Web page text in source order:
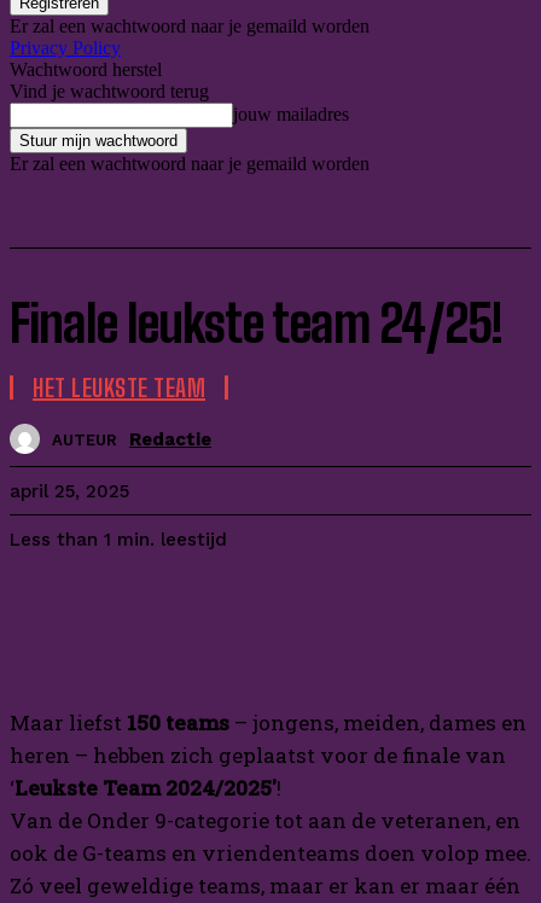
Er zal een wachtwoord naar je gemaild worden
Privacy Policy
Wachtwoord herstel
Vind je wachtwoord terug
jouw mailadres
Er zal een wachtwoord naar je gemaild worden
Finale leukste team 24/25!
HET LEUKSTE TEAM
AUTEUR Redactie
april 25, 2025
Less than 1 min. leestijd
Maar liefst 150 teams – jongens, meiden, dames en
heren – hebben zich geplaatst voor de finale van
‘Leukste Team 2024/2025′!
Van de Onder 9-categorie tot aan de veteranen, en
ook de G-teams en vriendenteams doen volop mee.
Zó veel geweldige teams, maar er kan er maar één